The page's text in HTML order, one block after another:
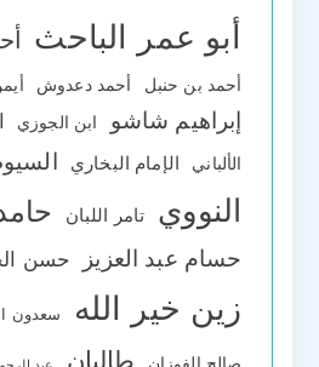
أبو عمر الباحث
أحمد بن حنبل أحمد دعدوش
إبراهيم شاشو ابن الجوزي
الألباني الإمام البخاري
النووي تامر اللبان
حسام عبد العزيز حسن
زين خير الله سعدون
صالح الفوزان طالبان